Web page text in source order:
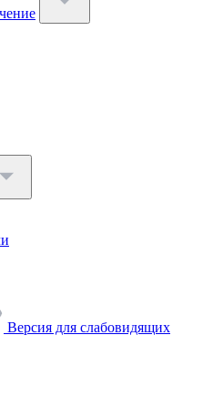
Версия для слабовидящих